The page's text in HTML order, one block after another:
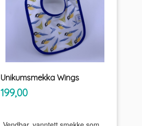
Unikumsmekka Wings
Pris
199,00inkl.
mva.